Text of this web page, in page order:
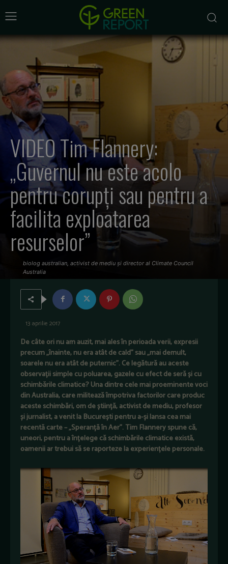
VIDEO Tim Flannery:
„Guvernul nu este acolo
pentru corupți sau pentru a
facilita exploatarea
resurselor”
biolog australian, activist de mediu și director al Climate Council
Australia
13 aprilie 2017
De câte ori nu am auzit, mai ales în perioada verii, expresii
precum „înainte, nu era atât de cald” sau „mai demult,
soarele nu era atât de puternic”. Ce legătură au aceste
observații simple cu poluarea, gazele cu efect de seră și cu
schimbările climatice? Una dintre cele mai proeminente voci
din Australia, care militează împotriva factorilor care produc
aceste schimbări, om de știință, activist de mediu, profesor
și jurnalist, a venit la București pentru a-și lansa cea mai
recentă carte – „Speranță în Aer”. Tim Flannery spune că,
uneori, pentru a înțelege că schimbările climatice există,
oamenii ar trebui să se raporteze la experiențele personale.